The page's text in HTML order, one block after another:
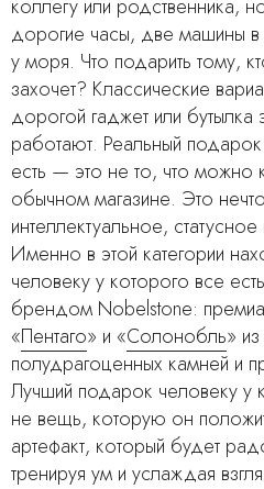
коллегу или родственника,
дорогие часы, две машины
у моря. Что подарить тому,
захочет? Классические
дорогой гаджет или
работают. Реальный
есть — это не то, что можно
обычном магазине. Это
интеллектуальное,
Именно в этой категории
человеку у которого все
брендом Nobelstone:
«Пентаго» и «Солонобль»
полудрагоценных камней и
Лучший подарок человеку у
не вещь, которую он
артефакт, который будет
тренируя ум и услаждая